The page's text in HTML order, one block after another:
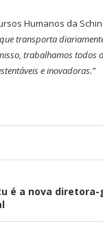
Humanos da
transporta
trabalhamos
​​e inovadoras.”
é a nova
junta-